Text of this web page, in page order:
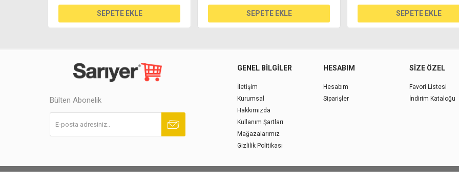
Bülten Abonelik
GENEL BILGILER
İletişim
Kurumsal
Hakkımızda
Kullanım Şartları
Mağazalarımız
Gizlilik Politikası
HESABIM
Hesabım
Siparişler
SIZE ÖZEL
Favori Listesi
İndirim Kataloğu